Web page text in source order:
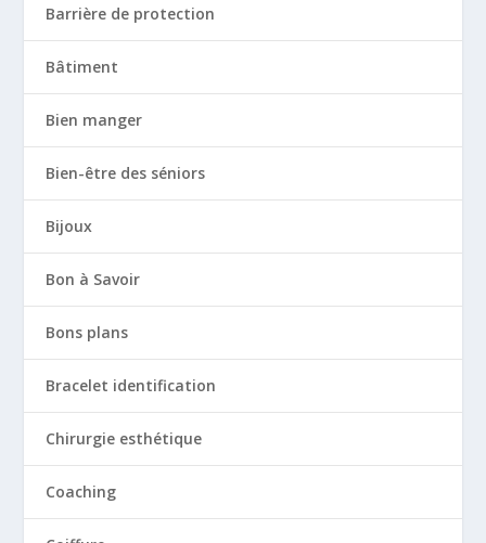
Barrière de protection
Bâtiment
Bien manger
Bien-être des séniors
Bijoux
Bon à Savoir
Bons plans
Bracelet identification
Chirurgie esthétique
Coaching